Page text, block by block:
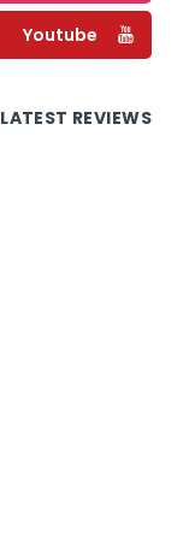
Youtube
LATEST REVIEWS